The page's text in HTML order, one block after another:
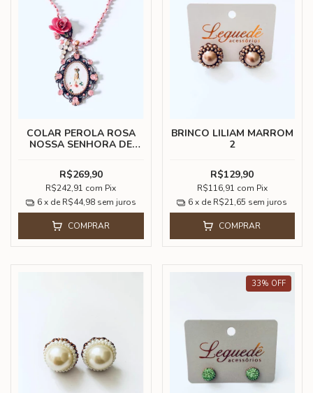
COLAR PEROLA ROSA
NOSSA SENHORA DE
R$269,90
R$242,91 com Pix
6 x de R$44,98 sem juros
COMPRAR
BRINCO LILIAM MARROM
2
R$129,90
R$116,91 com Pix
6 x de R$21,65 sem juros
COMPRAR
33% OFF